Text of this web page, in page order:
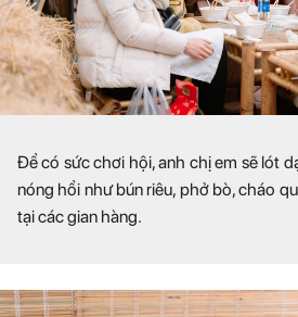
Để có sức chơi hội, anh chị em sẽ lót
nóng hổi như bún riêu, phở bò, cháo
tại các gian hàng.